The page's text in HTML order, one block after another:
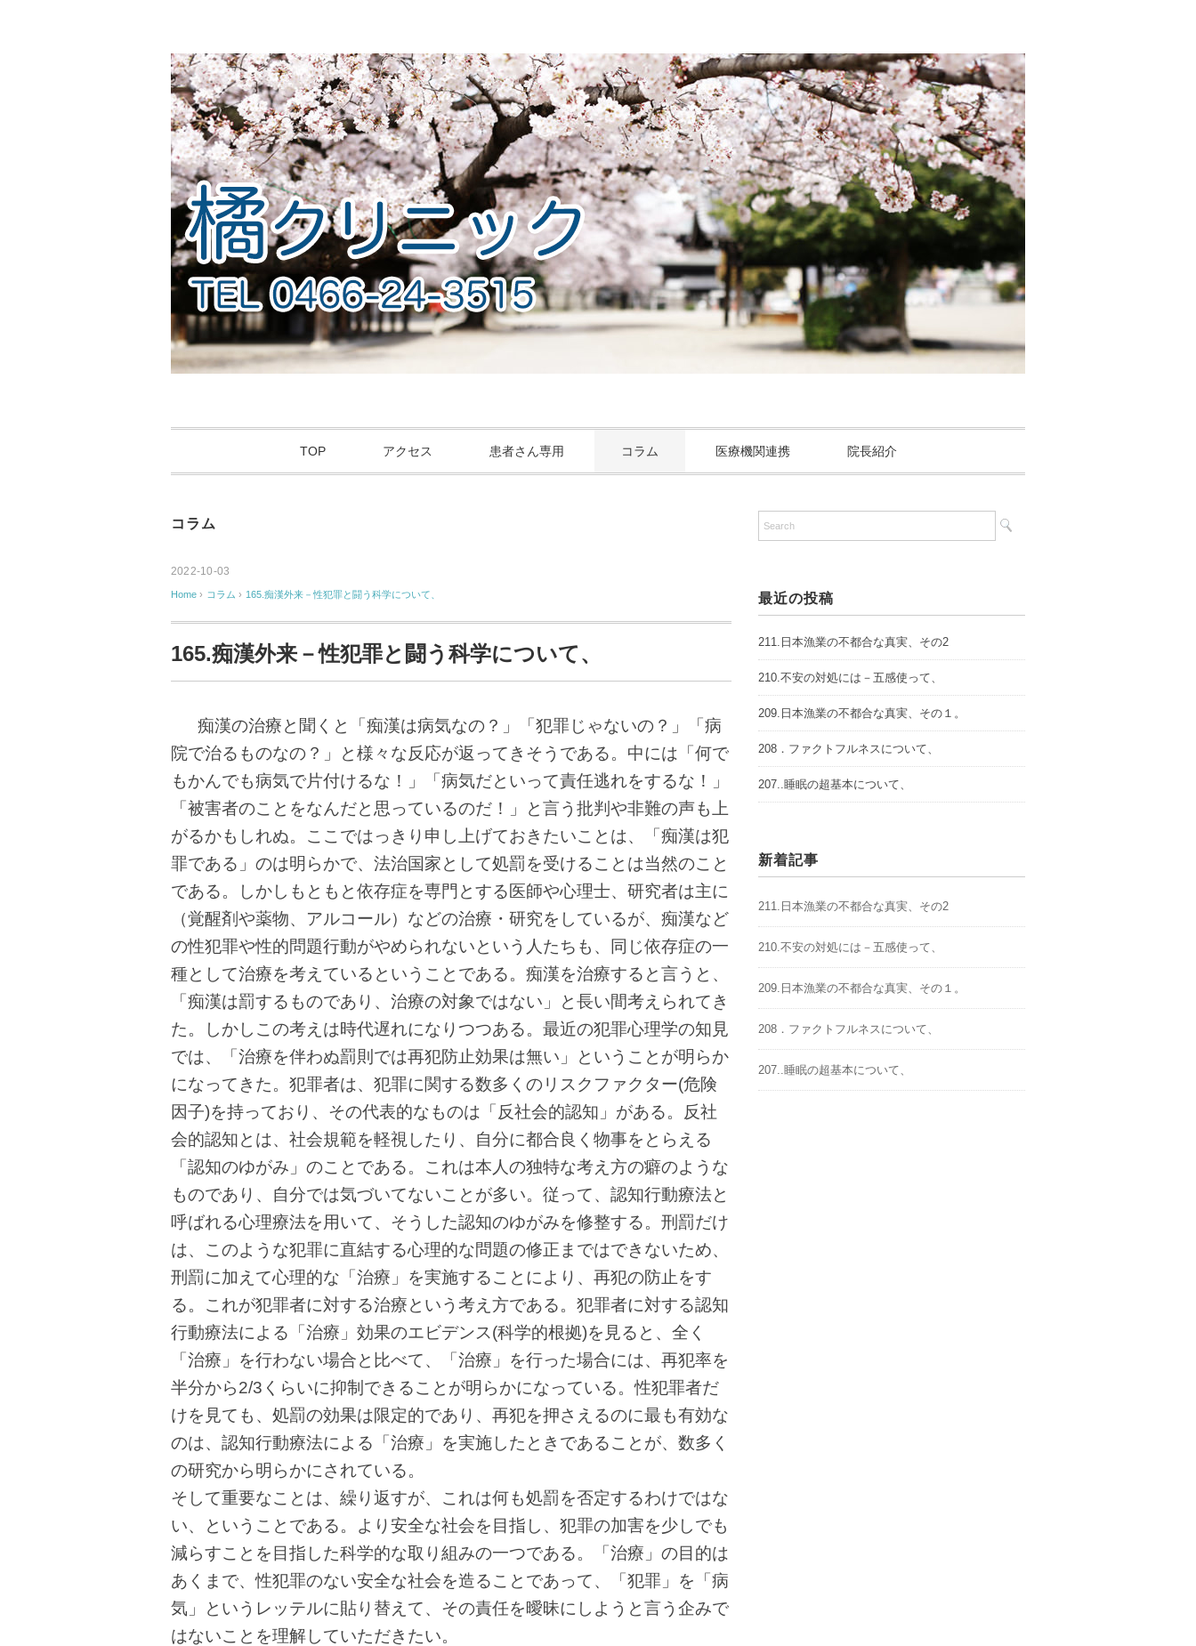
TOP アクセス 患者さん専用 コラム 医療機関連携 院長紹介
コラム
2022-10-03
Home › コラム › 165.痴漢外来－性犯罪と闘う科学について、
165.痴漢外来－性犯罪と闘う科学について、
痴漢の治療と聞くと「痴漢は病気なの？」「犯罪じゃないの？」「病
院で治るものなの？」と様々な反応が返ってきそうである。中には「何で
もかんでも病気で片付けるな！」「病気だといって責任逃れをするな！」
「被害者のことをなんだと思っているのだ！」と言う批判や非難の声も上
がるかもしれぬ。ここではっきり申し上げておきたいことは、「痴漢は犯
罪である」のは明らかで、法治国家として処罰を受けることは当然のこと
である。しかしもともと依存症を専門とする医師や心理士、研究者は主に
（覚醒剤や薬物、アルコール）などの治療・研究をしているが、痴漢など
の性犯罪や性的問題行動がやめられないという人たちも、同じ依存症の一
種として治療を考えているということである。痴漢を治療すると言うと、
「痴漢は罰するものであり、治療の対象ではない」と長い間考えられてき
た。しかしこの考えは時代遅れになりつつある。最近の犯罪心理学の知見
では、「治療を伴わぬ罰則では再犯防止効果は無い」ということが明らか
になってきた。犯罪者は、犯罪に関する数多くのリスクファクター(危険
因子)を持っており、その代表的なものは「反社会的認知」がある。反社
会的認知とは、社会規範を軽視したり、自分に都合良く物事をとらえる
「認知のゆがみ」のことである。これは本人の独特な考え方の癖のような
ものであり、自分では気づいてないことが多い。従って、認知行動療法と
呼ばれる心理療法を用いて、そうした認知のゆがみを修整する。刑罰だけ
は、このような犯罪に直結する心理的な問題の修正まではできないため、
刑罰に加えて心理的な「治療」を実施することにより、再犯の防止をす
る。これが犯罪者に対する治療という考え方である。犯罪者に対する認知
行動療法による「治療」効果のエビデンス(科学的根拠)を見ると、全く
「治療」を行わない場合と比べて、「治療」を行った場合には、再犯率を
半分から2/3くらいに抑制できることが明らかになっている。性犯罪者だ
けを見ても、処罰の効果は限定的であり、再犯を押さえるのに最も有効な
のは、認知行動療法による「治療」を実施したときであることが、数多く
の研究から明らかにされている。
そして重要なことは、繰り返すが、これは何も処罰を否定するわけではな
い、ということである。より安全な社会を目指し、犯罪の加害を少しでも
減らすことを目指した科学的な取り組みの一つである。「治療」の目的は
あくまで、性犯罪のない安全な社会を造ることであって、「犯罪」を「病
気」というレッテルに貼り替えて、その責任を曖昧にしようと言う企みで
はないことを理解していただきたい。
最近の投稿
211.日本漁業の不都合な真実、その2
210.不安の対処には－五感使って、
209.日本漁業の不都合な真実、その１。
208．ファクトフルネスについて、
207..睡眠の超基本について、
新着記事
211.日本漁業の不都合な真実、その2
210.不安の対処には－五感使って、
209.日本漁業の不都合な真実、その１。
208．ファクトフルネスについて、
207..睡眠の超基本について、